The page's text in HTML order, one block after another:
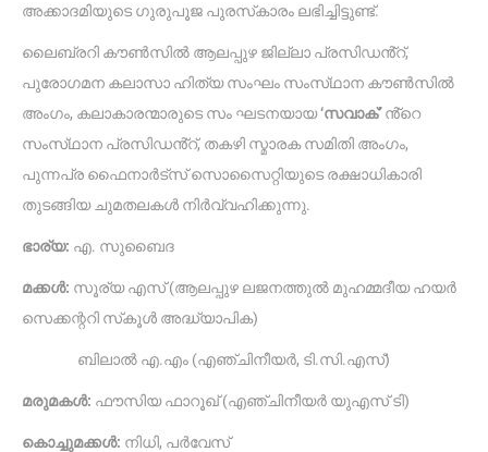
അക്കാദമിയുടെ ഗുരുപൂജ പുരസ്‌കാരം ലഭിച്ചിട്ടുണ്ട്.
ലൈബ്രറി കൗൺസിൽ ആലപ്പുഴ ജില്ലാ പ്രസിഡൻ്റ്,
പുരോഗമന കലാസാ ഹിത്യ സംഘം സംസ്‌ഥാന കൗൺസിൽ
അംഗം, കലാകാരന്മാരുടെ സം ഘടനയായ‘സവാക്’ൻ്റെ
സംസ്‌ഥാന പ്രസിഡൻ്റ്, തകഴി സ്മാരക സമിതി അംഗം,
പുന്നപ്ര ഫൈനാർട്‌സ് സൊസൈറ്റിയുടെ രക്ഷാധികാരി
തുടങ്ങിയ ചുമതലകൾ നിർവ്വഹിക്കുന്നു.
ഭാര്യ: എ. സുബൈദ
മക്കൾ: സൂര്യ എസ് (ആലപ്പുഴ ലജനത്തുൽ മുഹമ്മദീയ ഹയർ
സെക്കന്ററി സ്‌കൂൾ അദ്ധ്യാപിക)
ബിലാൽ എ.എം (എഞ്ചിനീയർ, ടി.സി.എസ്)
മരുമകൾ: ഫൗസിയ ഫാറൂഖ് (എഞ്ചിനീയർ യുഎസ് ടി)
കൊച്ചുമക്കൾ: നിധി, പർവേസ്